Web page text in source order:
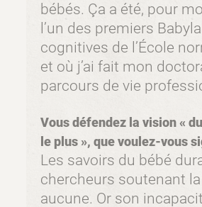
bébés. Ça a été, pour
l’un des premiers
cognitives de l’École
et où j’ai fait mon
parcours de vie
Vous défendez la vision «
le plus », que voulez-vous
Les savoirs du bébé
chercheurs soutenant
aucune. Or son